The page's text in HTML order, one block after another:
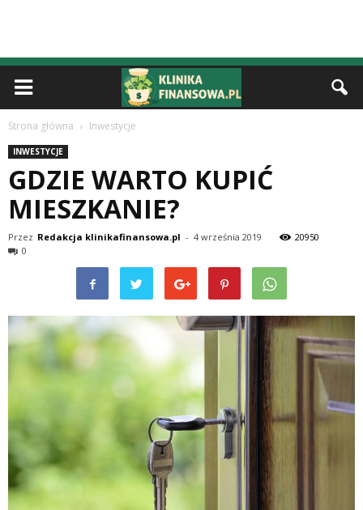
Strona główna Inwestycje
INWESTYCJE
GDZIE WARTO KUPIĆ
MIESZKANIE?
Przez Redakcja klinikafinansowa.pl - 4 września 2019
20950
0